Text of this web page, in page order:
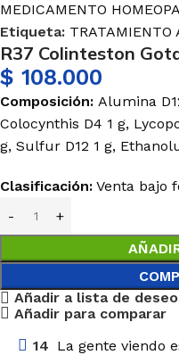
MEDICAMENTO
Etiqueta: TRATAMIENTO
R37 Colinteston
$ 108.000
Composición: Alumina
Colocynthis D4 1 g,
g, Sulfur D12 1 g,
Clasificación: Venta bajo
Añadir a lista de
Añadir para comparar
14 La gente viendo